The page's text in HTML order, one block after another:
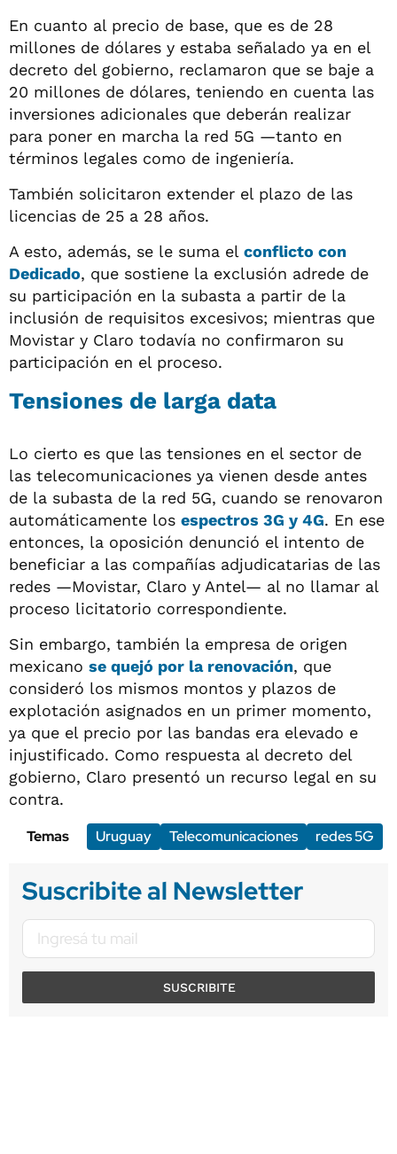
En cuanto al precio de base, que es de 28
millones de dólares y estaba señalado ya en el
decreto del gobierno, reclamaron que se baje a
20 millones de dólares, teniendo en cuenta las
inversiones adicionales que deberán realizar
para poner en marcha la red 5G —tanto en
términos legales como de ingeniería.
También solicitaron extender el plazo de las
licencias de 25 a 28 años.
A esto, además, se le suma el conflicto con
Dedicado, que sostiene la exclusión adrede de
su participación en la subasta a partir de la
inclusión de requisitos excesivos; mientras que
Movistar y Claro todavía no confirmaron su
participación en el proceso.
Tensiones de larga data
Lo cierto es que las tensiones en el sector de
las telecomunicaciones ya vienen desde antes
de la subasta de la red 5G, cuando se renovaron
automáticamente los espectros 3G y 4G. En ese
entonces, la oposición denunció el intento de
beneficiar a las compañías adjudicatarias de las
redes —Movistar, Claro y Antel— al no llamar al
proceso licitatorio correspondiente.
Sin embargo, también la empresa de origen
mexicano se quejó por la renovación, que
consideró los mismos montos y plazos de
explotación asignados en un primer momento,
ya que el precio por las bandas era elevado e
injustificado. Como respuesta al decreto del
gobierno, Claro presentó un recurso legal en su
contra.
Temas
Uruguay Telecomunicaciones redes 5G
Suscribite al Newsletter
SUSCRIBITE